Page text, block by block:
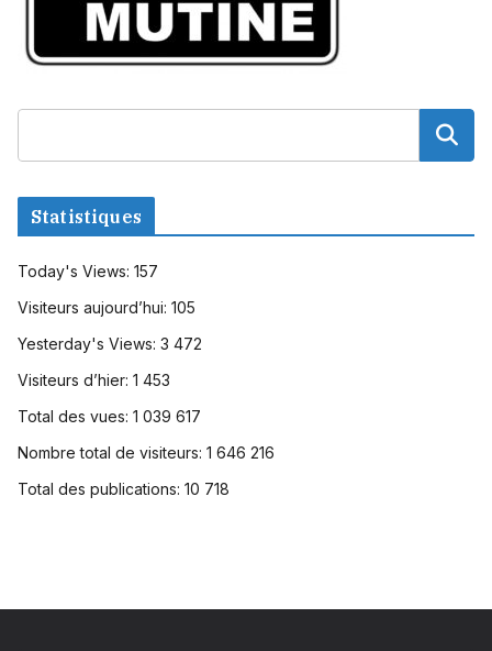
Statistiques
Today's Views: 157
Visiteurs aujourd’hui: 105
Yesterday's Views: 3 472
Visiteurs d’hier: 1 453
Total des vues: 1 039 617
Nombre total de visiteurs: 1 646 216
Total des publications: 10 718